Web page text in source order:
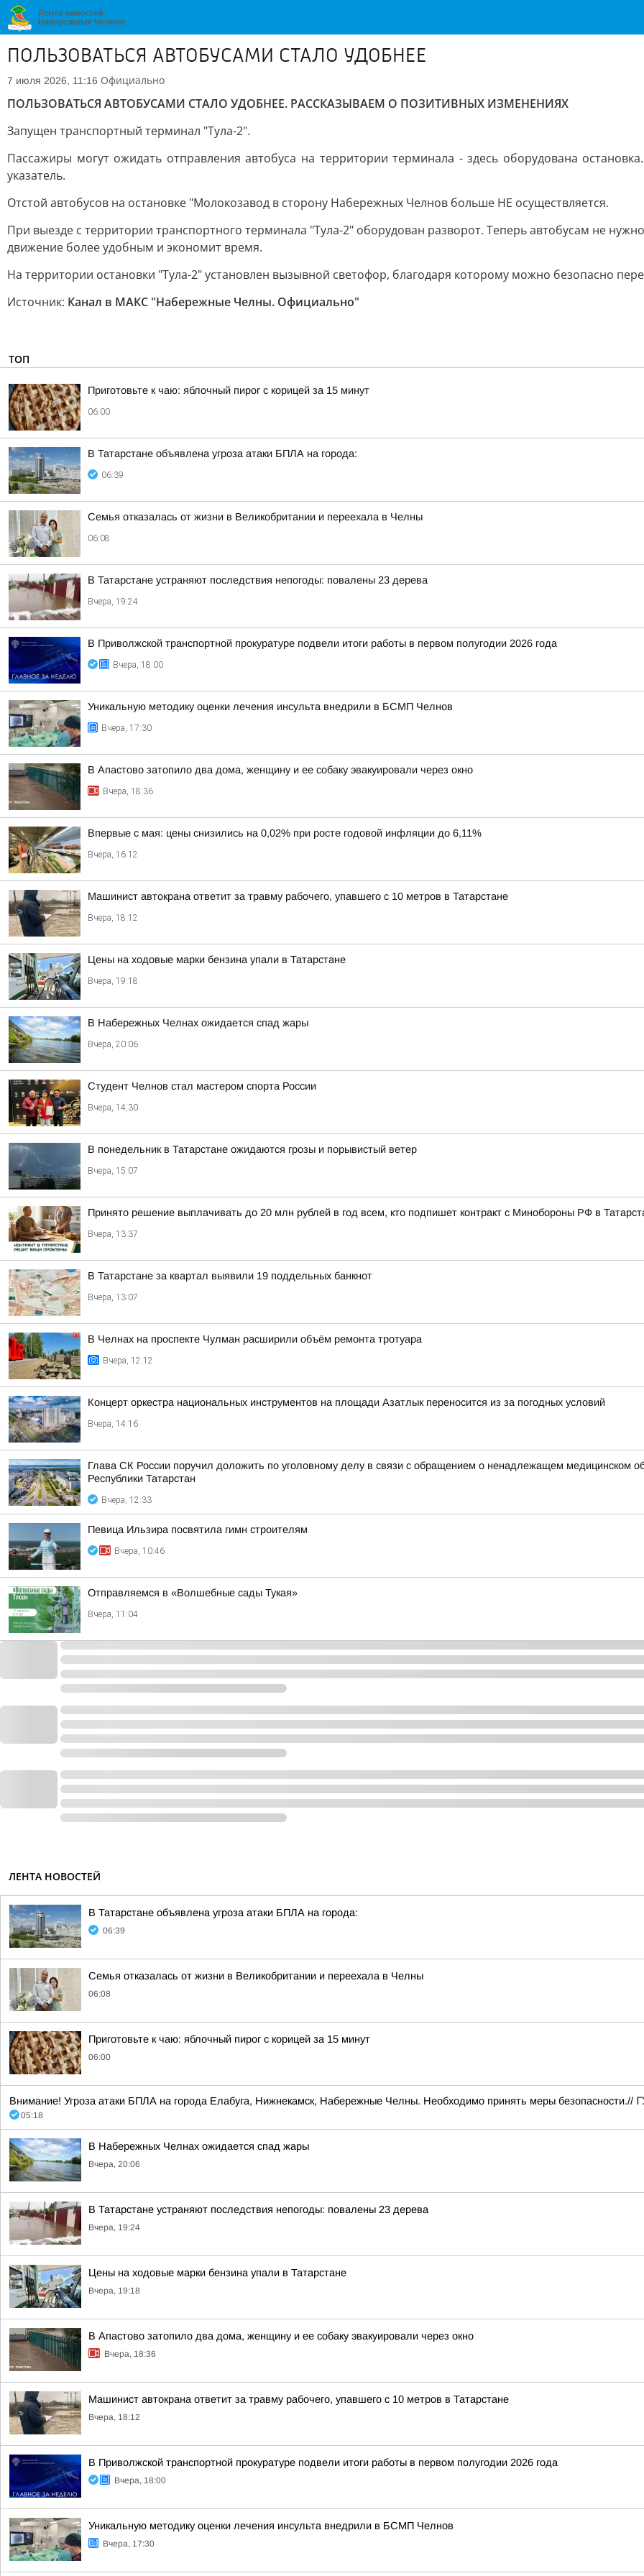
ПОЛЬЗОВАТЬСЯ АВТОБУСАМИ СТАЛО УДОБНЕЕ
7 июля 2026, 11:16 Официально
ПОЛЬЗОВАТЬСЯ АВТОБУСАМИ СТАЛО УДОБНЕЕ. РАССКАЗЫВАЕМ О ПОЗИТИВНЫХ ИЗМЕНЕНИЯХ
Запущен транспортный терминал "Тула-2".
Пассажиры могут ожидать отправления автобуса на территории терминала - здесь оборудована
указатель.
Отстой автобусов на остановке "Молокозавод в сторону Набережных Челнов больше НЕ осуществляется.
При выезде с территории транспортного терминала "Тула-2" оборудован разворот. Теперь автобусам не
движение более удобным и экономит время.
На территории остановки "Тула-2" установлен вызывной светофор, благодаря которому можно безопасно
Источник: Канал в МАКС "Набережные Челны. Официально"
ТОП
Приготовьте к чаю: яблочный пирог с корицей за 15 минут
06:00
В Татарстане объявлена угроза атаки БПЛА на города:
06:39
Семья отказалась от жизни в Великобритании и переехала в Челны
06:08
В Татарстане устраняют последствия непогоды: повалены 23 дерева
Вчера, 19:24
В Приволжской транспортной прокуратуре подвели итоги работы в первом полугодии 2026 года
Вчера, 18:00
Уникальную методику оценки лечения инсульта внедрили в БСМП Челнов
Вчера, 17:30
В Апастово затопило два дома, женщину и ее собаку эвакуировали через окно
Вчера, 18:36
Впервые с мая: цены снизились на 0,02% при росте годовой инфляции до 6,11%
Вчера, 16:12
Машинист автокрана ответит за травму рабочего, упавшего с 10 метров в Татарстане
Вчера, 18:12
Цены на ходовые марки бензина упали в Татарстане
Вчера, 19:18
В Набережных Челнах ожидается спад жары
Вчера, 20:06
Студент Челнов стал мастером спорта России
Вчера, 14:30
В понедельник в Татарстане ожидаются грозы и порывистый ветер
Вчера, 15:07
Принято решение выплачивать до 20 млн рублей в год всем, кто подпишет контракт с Минобороны РФ в
Вчера, 13:37
В Татарстане за квартал выявили 19 поддельных банкнот
Вчера, 13:07
В Челнах на проспекте Чулман расширили объём ремонта тротуара
Вчера, 12:12
Концерт оркестра национальных инструментов на площади Азатлык переносится из за погодных условий
Вчера, 14:16
Глава СК России поручил доложить по уголовному делу в связи с обращением о ненадлежащем медицинском
Республики Татарстан
Вчера, 12:33
Певица Ильзира посвятила гимн строителям
Вчера, 10:46
Отправляемся в «Волшебные сады Тукая»
Вчера, 11:04
ЛЕНТА НОВОСТЕЙ
В Татарстане объявлена угроза атаки БПЛА на города:
06:39
Семья отказалась от жизни в Великобритании и переехала в Челны
06:08
Приготовьте к чаю: яблочный пирог с корицей за 15 минут
06:00
Внимание! Угроза атаки БПЛА на города Елабуга, Нижнекамск, Набережные Челны. Необходимо принять меры безопасности.//
05:18
В Набережных Челнах ожидается спад жары
Вчера, 20:06
В Татарстане устраняют последствия непогоды: повалены 23 дерева
Вчера, 19:24
Цены на ходовые марки бензина упали в Татарстане
Вчера, 19:18
В Апастово затопило два дома, женщину и ее собаку эвакуировали через окно
Вчера, 18:36
Машинист автокрана ответит за травму рабочего, упавшего с 10 метров в Татарстане
Вчера, 18:12
В Приволжской транспортной прокуратуре подвели итоги работы в первом полугодии 2026 года
Вчера, 18:00
Уникальную методику оценки лечения инсульта внедрили в БСМП Челнов
Вчера, 17:30